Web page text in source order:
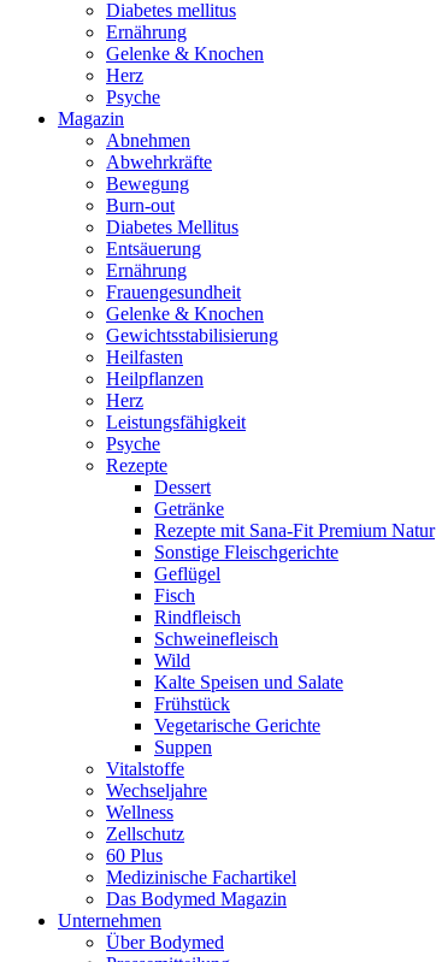
Diabetes mellitus
Ernährung
Gelenke & Knochen
Herz
Psyche
Magazin
Abnehmen
Abwehrkräfte
Bewegung
Burn-out
Diabetes Mellitus
Entsäuerung
Ernährung
Frauengesundheit
Gelenke & Knochen
Gewichtsstabilisierung
Heilfasten
Heilpflanzen
Herz
Leistungsfähigkeit
Psyche
Rezepte
Dessert
Getränke
Rezepte mit Sana-Fit Premium Natur
Sonstige Fleischgerichte
Geflügel
Fisch
Rindfleisch
Schweinefleisch
Wild
Kalte Speisen und Salate
Frühstück
Vegetarische Gerichte
Suppen
Vitalstoffe
Wechseljahre
Wellness
Zellschutz
60 Plus
Medizinische Fachartikel
Das Bodymed Magazin
Unternehmen
Über Bodymed